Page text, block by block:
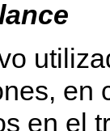
en
en el